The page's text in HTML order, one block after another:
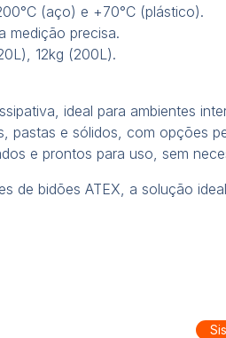
(aço) e +70°C (plástico).
medição precisa.
12kg (200L).
ideal para ambientes
pastas e sólidos, com opções
e prontos para uso, sem
de bidões ATEX, a solução